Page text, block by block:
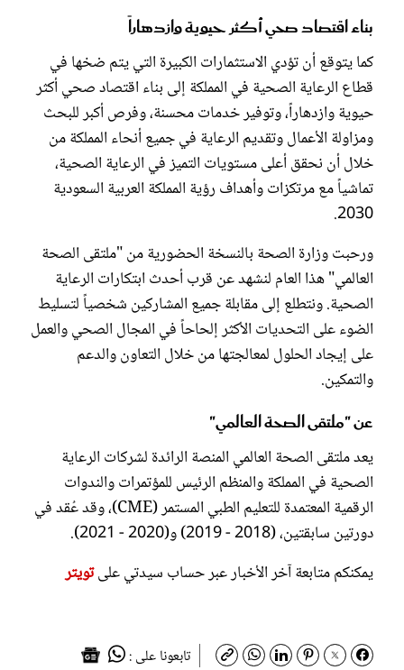
بناء اقتصاد صحي أكثر حيوية وازدهاراً
كما يتوقع أن تؤدي الاستثمارات الكبيرة التي يتم ضخها في
قطاع الرعاية الصحية في المملكة إلى بناء اقتصاد صحي أكثر
حيوية وازدهاراً، وتوفير خدمات محسنة، وفرص أكبر للبحث
ومزاولة الأعمال وتقديم الرعاية في جميع أنحاء المملكة من
خلال أن نحقق أعلى مستويات التميز في الرعاية الصحية،
تماشياً مع مرتكزات وأهداف رؤية المملكة العربية السعودية
2030.
ورحبت وزارة الصحة بالنسخة الحضورية من "ملتقى الصحة
العالمي" هذا العام لنشهد عن قرب أحدث ابتكارات الرعاية
الصحية. ونتطلع إلى مقابلة جميع المشاركين شخصياً لتسليط
الضوء على التحديات الأكثر إلحاحاً في المجال الصحي والعمل
على إيجاد الحلول لمعالجتها من خلال التعاون والدعم
والتمكين.
عن "ملتقى الصحة العالمي"
يعد ملتقى الصحة العالمي المنصة الرائدة لشركات الرعاية
الصحية في المملكة والمنظم الرئيس للمؤتمرات والندوات
الرقمية المعتمدة للتعليم الطبي المستمر (CME)، وقد عُقد في
دورتين سابقتين، (2018 - 2019) و(2020 - 2021).
يمكنكم متابعة آخر الأخبار عبر حساب سيدتي علىتويتر
تابعونا على :